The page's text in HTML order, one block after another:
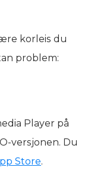
korleis du
problem:
Player på
versjonen. Du
Store.